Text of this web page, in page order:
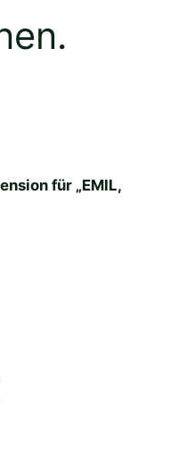
für „EMIL,